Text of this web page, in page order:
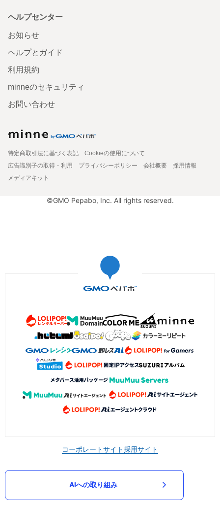
ヘルプセンター
お知らせ
ヘルプとガイド
利用規約
minneのセキュリティ
お問い合わせ
特定商取引法に基づく表記
Cookieの使用について
広告識別子の取得・利用
プライバシーポリシー 会社概要
採用情報
メディアキット
©GMO Pepabo, Inc. All rights reserved.
コーポレートサイト採用サイト
AIへの取り組み